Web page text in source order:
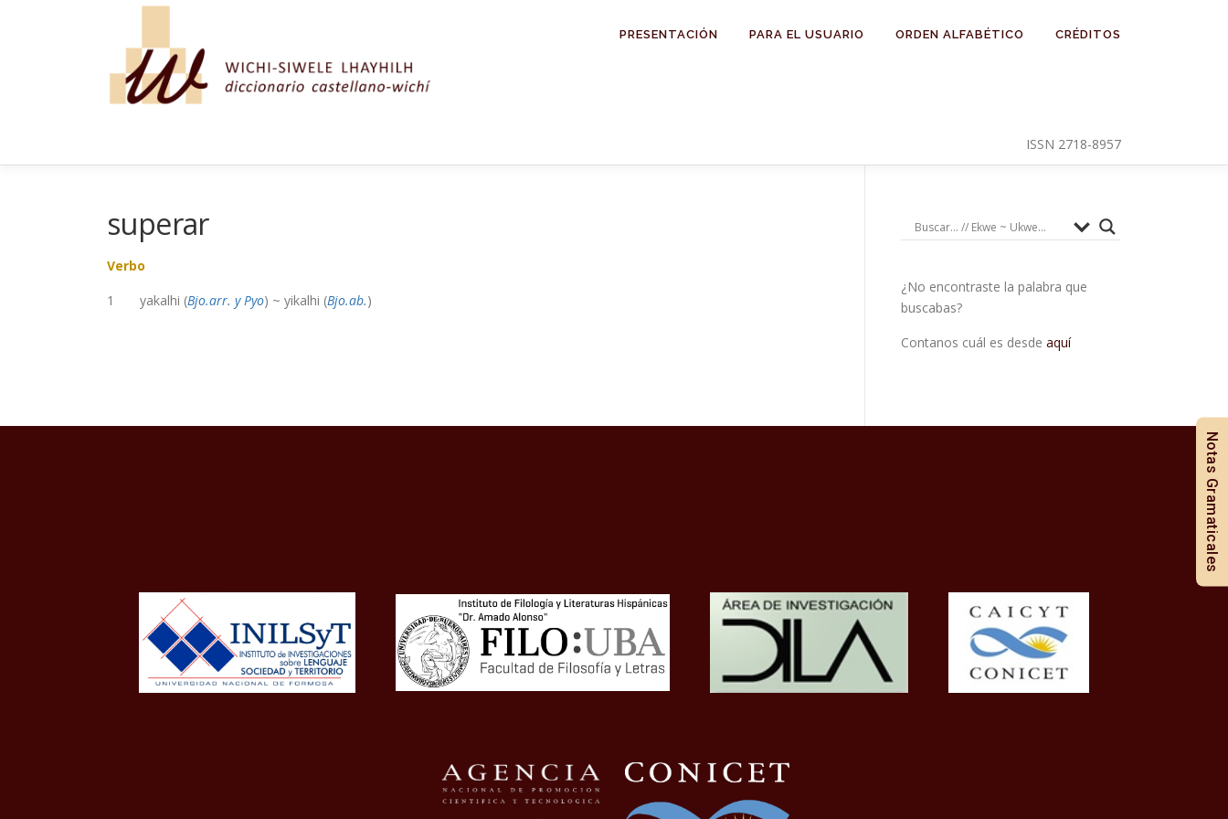
PRESENTACIÓN PARA EL USUARIO ORDEN ALFABÉTICO CRÉDITOS
ISSN 2718-8957
superar
Verbo
1 yakalhi (Bjo.arr. y Pyo) ~ yikalhi (Bjo.ab.)
¿No encontraste la palabra que
buscabas?
Contanos cuál es desde aquí
Notas Gramaticales